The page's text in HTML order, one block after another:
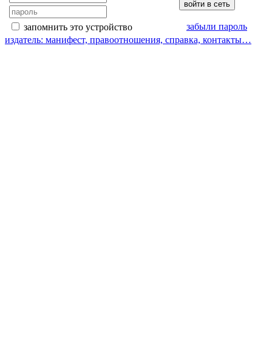
запомнить это устройство
забыли пароль
издатель: манифест, правоотношения, справка, контакты…